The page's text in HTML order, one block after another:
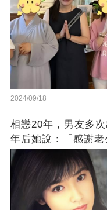
2024/09/18
相戀20年，男友多
年后她說：「感謝老